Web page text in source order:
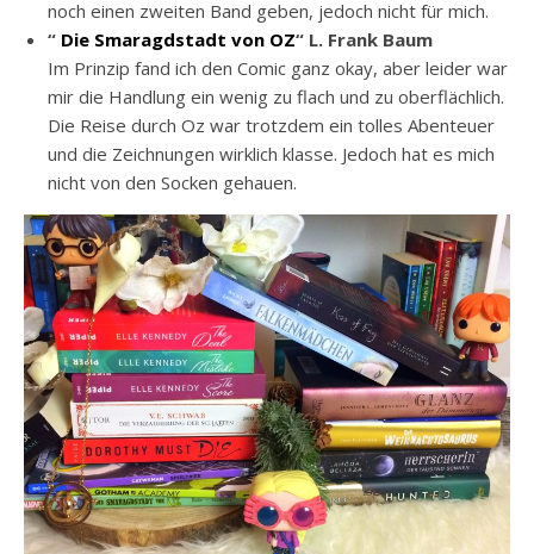
noch einen zweiten Band geben, jedoch nicht für mich.
“ Die Smaragdstadt von OZ“ L. Frank Baum
Im Prinzip fand ich den Comic ganz okay, aber leider war
mir die Handlung ein wenig zu flach und zu oberflächlich.
Die Reise durch Oz war trotzdem ein tolles Abenteuer
und die Zeichnungen wirklich klasse. Jedoch hat es mich
nicht von den Socken gehauen.